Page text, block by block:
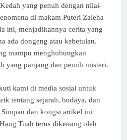
yang penuh dengan nilai-
di makam Puteri Zaleha
ini, menjadikannya cerita yang
ada dongeng atau kebetulan.
mampu menghubungkan
yang panjang dan penuh misteri.
kami di media sosial untuk
tentang sejarah, budaya, dan
dan kongsi artikel ini
Tuah terus dikenang oleh